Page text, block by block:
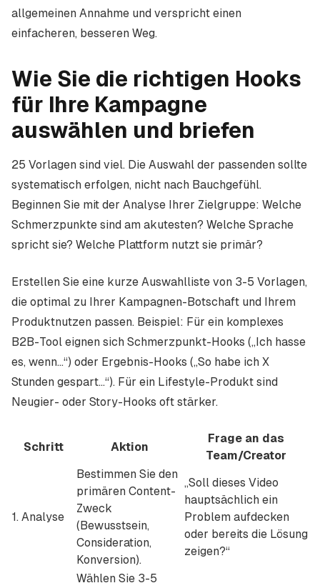
allgemeinen Annahme und verspricht einen
einfacheren, besseren Weg.
Wie Sie die richtigen Hooks
für Ihre Kampagne
auswählen und briefen
25 Vorlagen sind viel. Die Auswahl der passenden sollte
systematisch erfolgen, nicht nach Bauchgefühl.
Beginnen Sie mit der Analyse Ihrer Zielgruppe: Welche
Schmerzpunkte sind am akutesten? Welche Sprache
spricht sie? Welche Plattform nutzt sie primär?
Erstellen Sie eine kurze Auswahlliste von 3-5 Vorlagen,
die optimal zu Ihrer Kampagnen-Botschaft und Ihrem
Produktnutzen passen. Beispiel: Für ein komplexes
B2B-Tool eignen sich Schmerzpunkt-Hooks („Ich hasse
es, wenn…“) oder Ergebnis-Hooks („So habe ich X
Stunden gespart…“). Für ein Lifestyle-Produkt sind
Neugier- oder Story-Hooks oft stärker.
Schritt Aktion
Frage an das
Team/Creator
1. Analyse
Bestimmen Sie den
primären Content-
Zweck
(Bewusstsein,
Consideration,
Konversion).
„Soll dieses Video
hauptsächlich ein
Problem aufdecken
oder bereits die Lösung
zeigen?“
Wählen Sie 3-5